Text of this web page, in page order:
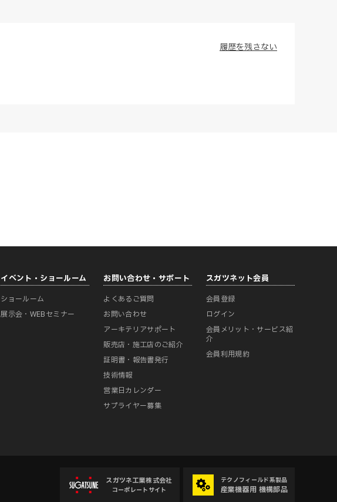
履歴を残さない
イベント・ショールーム
ショールーム
展示会・WEBセミナー
お問い合わせ・サポート
よくあるご質問
お問い合わせ
アーキテリアサポート
販売店・施工店のご紹介
証明書・報告書発行
技術情報
営業日カレンダー
サプライヤー募集
スガツネット会員
会員登録
ログイン
会員メリット・サービス紹
介
会員利用規約
スガツネ工業株式会社
コーポレートサイト
テクノフィールド系製品
産業機器用 機構部品